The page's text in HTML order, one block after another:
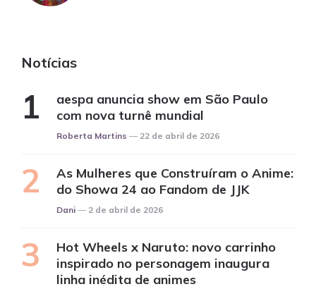
Notícias
aespa anuncia show em São Paulo
com nova turnê mundial
Posted
Roberta Martins 22 de abril de 2026
As Mulheres que Construíram o Anime:
do Showa 24 ao Fandom de JJK
Posted
Dani 2 de abril de 2026
Hot Wheels x Naruto: novo carrinho
inspirado no personagem inaugura
linha inédita de animes